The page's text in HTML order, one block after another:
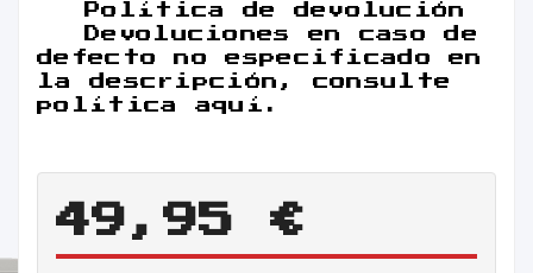
Política de devolución
Devoluciones en caso de
defecto no especificado en
la descripción, consulte
política aquí.
49,95 €